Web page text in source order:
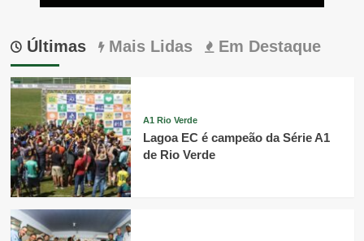
Últimas Mais Lidas Em Destaque
A1 Rio Verde
Lagoa EC é campeão da Série A1
de Rio Verde